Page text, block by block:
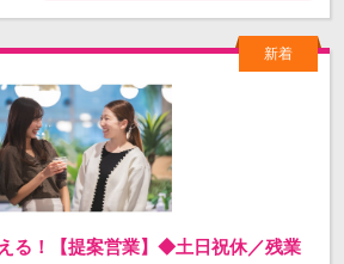
る！【提案営業】◆土日祝休／残業